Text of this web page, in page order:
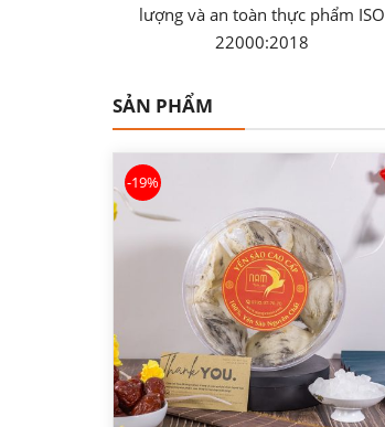
lượng và an toàn thực phẩm ISO
22000:2018
SẢN PHẨM
-19%